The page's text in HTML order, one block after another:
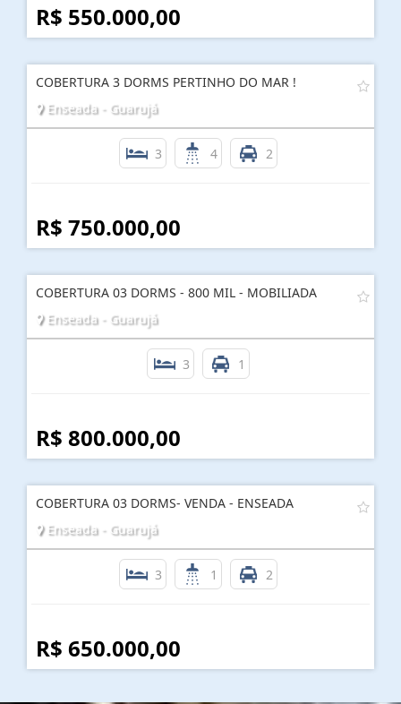
R$ 550.000,00
COBERTURA 3 DORMS PERTINHO DO MAR !
Enseada - Guarujá
3 4 2
R$ 750.000,00
COBERTURA 03 DORMS - 800 MIL - MOBILIADA
Enseada - Guarujá
3 1
R$ 800.000,00
COBERTURA 03 DORMS- VENDA - ENSEADA
Enseada - Guarujá
3 1 2
R$ 650.000,00